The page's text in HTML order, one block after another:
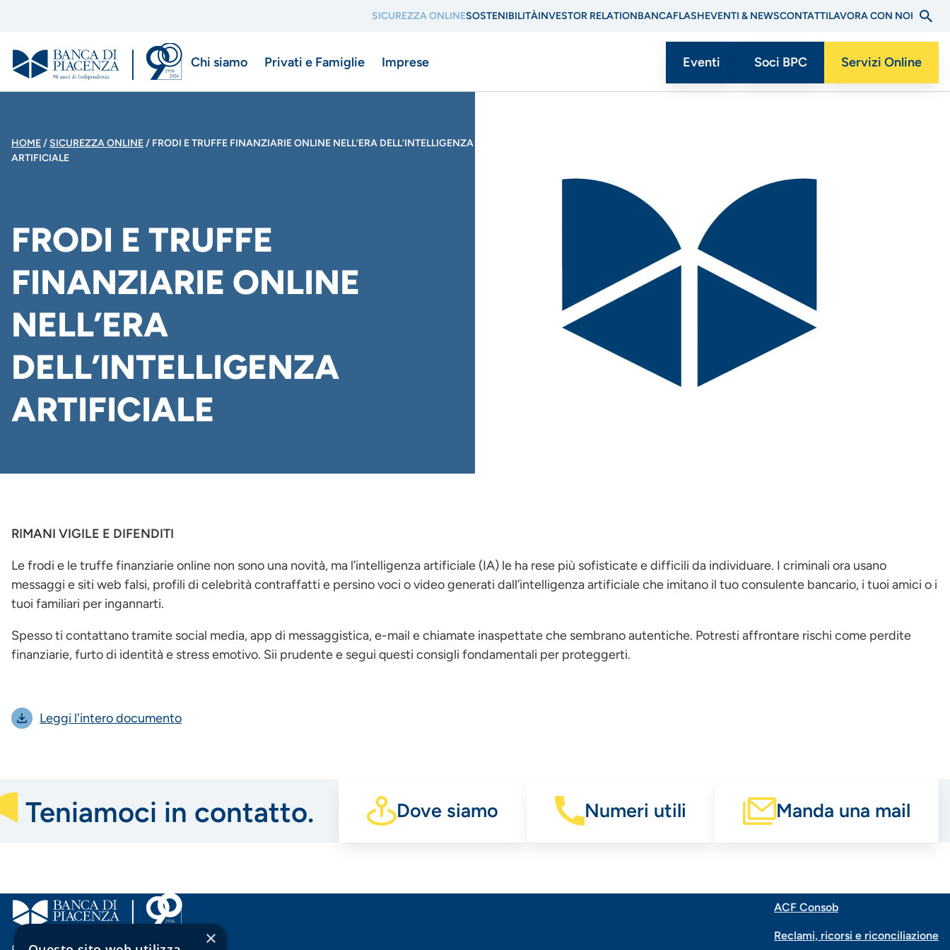
contenuto
principale
di
di
SICUREZZA ONLINESOSTENIBILITÀINVESTOR RELATIONBANCAFLASHEVENTI & NEWSCONTATTILAVORA CON NOI
Menu
navigazione
Chi siamo Privati e Famiglie Imprese
Menu
Eventi Soci BPC Servizi Online
BRICIOLE
PANE
HOME SICUREZZA ONLINE
FRODI E TRUFFE FINANZIARIE ONLINE NELL’ERA DELL’INTELLIGENZA
ARTIFICIALE
FRODI E TRUFFE
FINANZIARIE ONLINE
NELL’ERA
DELL’INTELLIGENZA
ARTIFICIALE
RIMANI VIGILE E DIFENDITI
Le frodi e le truffe finanziarie online non sono una novità, ma l’intelligenza artificiale (IA) le ha rese più sofisticate e difficili da individuare. I criminali ora usano
messaggi e siti web falsi, profili di celebrità contraffatti e persino voci o video generati dall’intelligenza artificiale che imitano il tuo consulente bancario, i tuoi amici o i
tuoi familiari per ingannarti.
Spesso ti contattano tramite social media, app di messaggistica, e-mail e chiamate inaspettate che sembrano autentiche. Potresti affrontare rischi come perdite
finanziarie, furto di identità e stress emotivo. Sii prudente e segui questi consigli fondamentali per proteggerti.
Leggi l'intero documento
Teniamoci in contatto. Dove siamo Numeri utili Manda una mail
Menu
ACF Consob
Reclami, ricorsi e riconciliazione
×